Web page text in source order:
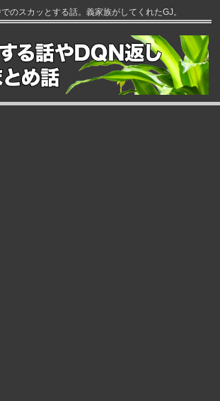
のスカッとする話。義家族がしてくれたGJ。